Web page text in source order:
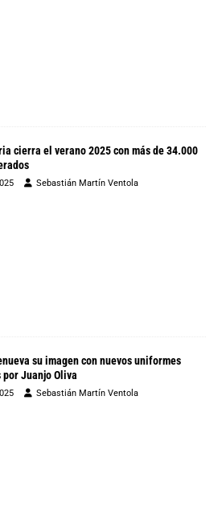
cierra el verano 2025 con más de 34.000
Sebastián Martín Ventola
su imagen con nuevos uniformes
por Juanjo Oliva
Sebastián Martín Ventola